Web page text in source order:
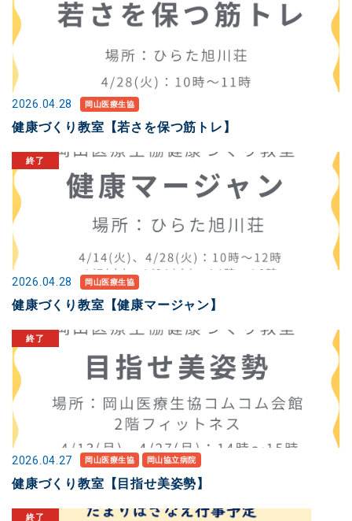
2026.04.28 岡山医療生協
健康づくり教室【若さを保つ筋トレ】
2026.04.28 岡山医療生協
健康づくり教室【健康マージャン】
2026.04.27 岡山医療生協 岡山協立病院
健康づくり教室【目指せ美姿勢】